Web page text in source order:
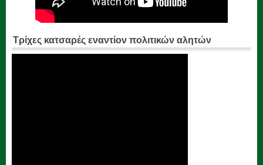
Τρίχες κατσαρές εναντίον πολιτικών αλητών